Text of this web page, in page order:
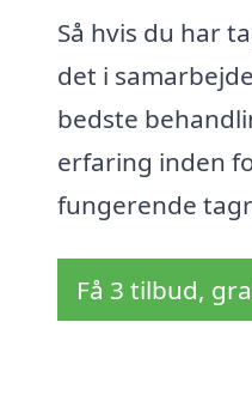
Så hvis du har
det i
bedste
erfaring inden
fungerende
Få 3 tilbud,